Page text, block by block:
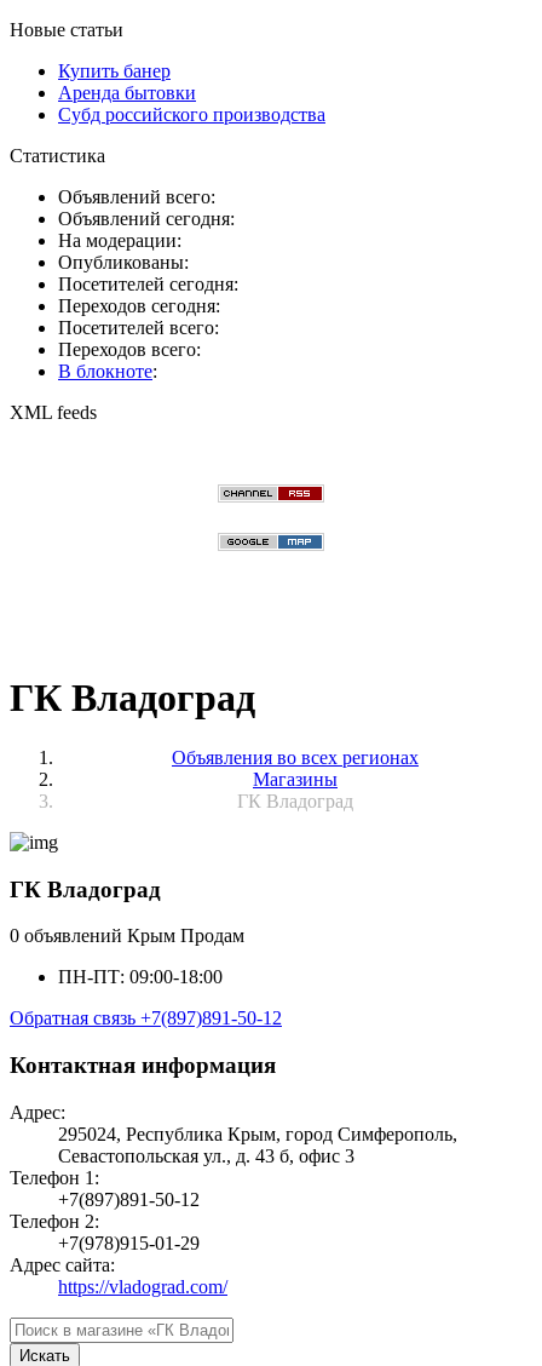
Новые статьи
Купить банер
Аренда бытовки
Субд российского производства
Статистика
Объявлений всего:
Объявлений сегодня:
На модерации:
Опубликованы:
Посетителей сегодня:
Переходов сегодня:
Посетителей всего:
Переходов всего:
В блокноте:
XML feeds
ГК Владоград
Объявления во всех регионах
Магазины
ГК Владоград
ГК Владоград
0 объявлений Крым Продам
ПН-ПТ: 09:00-18:00
Обратная связь +7(897)891-50-12
Контактная информация
Адрес:
295024, Республика Крым, город Симферополь,
Севастопольская ул., д. 43 б, офис 3
Телефон 1:
+7(897)891-50-12
Телефон 2:
+7(978)915-01-29
Адрес сайта:
https://vladograd.com/
Искать